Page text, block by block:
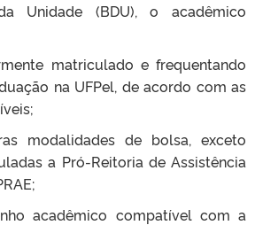
Unidade (BDU), o acadêmico
matriculado e frequentando
na UFPel, de acordo com as
modalidades de bolsa, exceto
a Pró-Reitoria de Assistência
acadêmico compatível com a